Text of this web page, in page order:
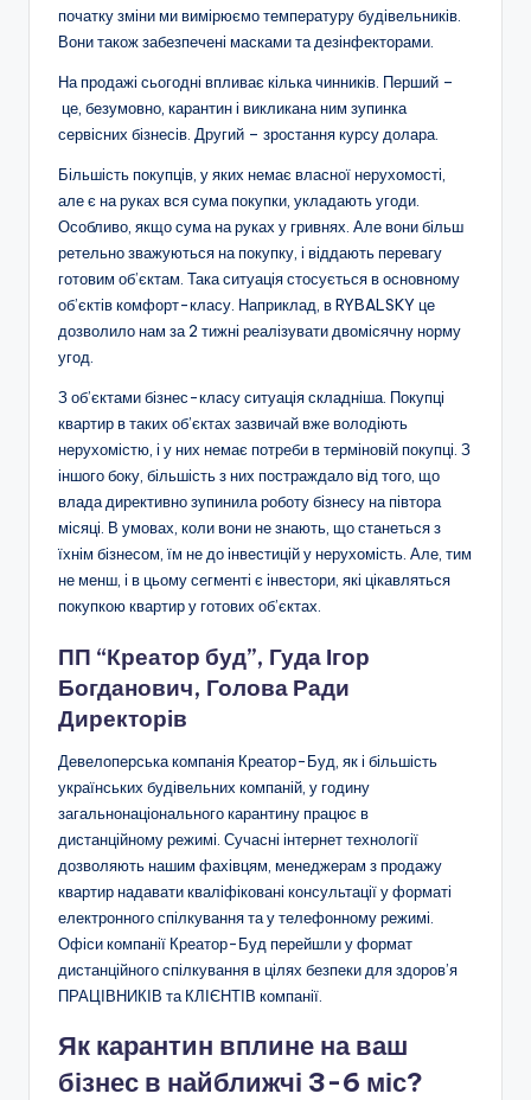
початку зміни ми вимірюємо температуру будівельників.
Вони також забезпечені масками та дезінфекторами.
На продажі сьогодні впливає кілька чинників. Перший –
це, безумовно, карантин і викликана ним зупинка
сервісних бізнесів. Другий – зростання курсу долара.
Більшість покупців, у яких немає власної нерухомості,
але є на руках вся сума покупки, укладають угоди.
Особливо, якщо сума на руках у гривнях. Але вони більш
ретельно зважуються на покупку, і віддають перевагу
готовим об’єктам. Така ситуація стосується в основному
об’єктів комфорт-класу. Наприклад, в RYBALSKY це
дозволило нам за 2 тижні реалізувати двомісячну норму
угод.
З об’єктами бізнес-класу ситуація складніша. Покупці
квартир в таких об’єктах зазвичай вже володіють
нерухомістю, і у них немає потреби в терміновій покупці. З
іншого боку, більшість з них постраждало від того, що
влада директивно зупинила роботу бізнесу на півтора
місяці. В умовах, коли вони не знають, що станеться з
їхнім бізнесом, їм не до інвестицій у нерухомість. Але, тим
не менш, і в цьому сегменті є інвестори, які цікавляться
покупкою квартир у готових об’єктах.
ПП “Креатор буд”, Гуда Ігор
Богданович, Голова Ради
Директорів
Девелоперська компанія Креатор-Буд, як і більшість
українських будівельних компаній, у годину
загальнонаціонального карантину працює в
дистанційному режимі. Сучасні інтернет технології
дозволяють нашим фахівцям, менеджерам з продажу
квартир надавати кваліфіковані консультації у форматі
електронного спілкування та у телефонному режимі.
Офіси компанії Креатор-Буд перейшли у формат
дистанційного спілкування в цілях безпеки для здоров’я
ПРАЦІВНИКІВ та КЛІЄНТІВ компанії.
Як карантин вплине на ваш
бізнес в найближчі 3-6 міс?